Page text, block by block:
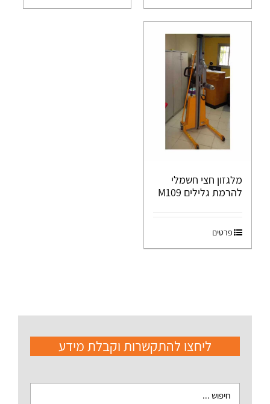
מלגזון חצי חשמלי
להרמת גלילים M109
פרטים
ליחצו להתקשרות וקבלת מידע